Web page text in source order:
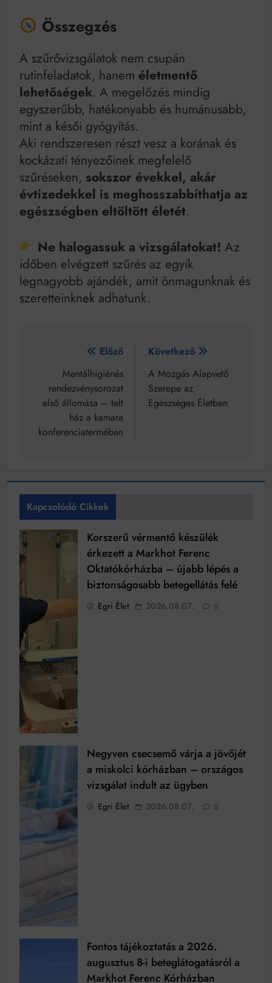
Összegzés
A szűrővizsgálatok nem csupán
rutinfeladatok, hanem életmentő
lehetőségek. A megelőzés mindig
egyszerűbb, hatékonyabb és humánusabb,
mint a késői gyógyítás.
Aki rendszeresen részt vesz a korának és
kockázati tényezőinek megfelelő
szűréseken, sokszor évekkel, akár
évtizedekkel is meghosszabbíthatja az
egészségben eltöltött életét.
Ne halogassuk a vizsgálatokat! Az
időben elvégzett szűrés az egyik
legnagyobb ajándék, amit önmagunknak és
szeretteinknek adhatunk.
Bejegyzés
navigáció
Előző
Mentálhigiénés
rendezvénysorozat
első állomása – telt
ház a kamara
konferenciatermében
Következő
A Mozgás Alapvető
Szerepe az
Egészséges Életben
Kapcsolódó Cikkek
Korszerű vérmentő készülék
érkezett a Markhot Ferenc
Oktatókórházba – újabb lépés a
biztonságosabb betegellátás felé
Egri Élet 2026.08.07. 0
Negyven csecsemő várja a jövőjét
a miskolci kórházban – országos
vizsgálat indult az ügyben
Egri Élet 2026.08.07. 0
Fontos tájékoztatás a 2026.
augusztus 8-i beteglátogatásról a
Markhot Ferenc Kórházban